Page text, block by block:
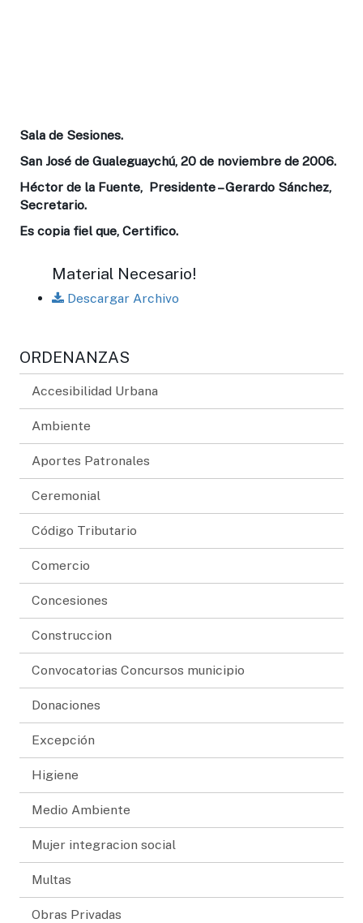
Sala de Sesiones.
San José de Gualeguaychú, 20 de noviembre de 2006.
Héctor de la Fuente, Presidente – Gerardo Sánchez,
Secretario.
Es copia fiel que, Certifico.
Material Necesario!
Descargar Archivo
ORDENANZAS
Accesibilidad Urbana
Ambiente
Aportes Patronales
Ceremonial
Código Tributario
Comercio
Concesiones
Construccion
Convocatorias Concursos municipio
Donaciones
Excepción
Higiene
Medio Ambiente
Mujer integracion social
Multas
Obras Privadas